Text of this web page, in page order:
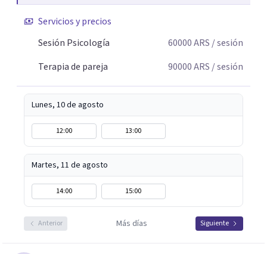
Servicios y precios
Sesión Psicología
60000ARS / sesión
Terapia de pareja
90000ARS / sesión
Lunes, 10 de agosto
12:00 13:00
Martes, 11 de agosto
14:00 15:00
Anterior Más días Siguiente